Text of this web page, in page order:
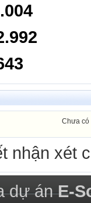
Chưa có
nhận xét
dự ánE-